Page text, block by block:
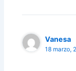
Vanesa
18 marzo,